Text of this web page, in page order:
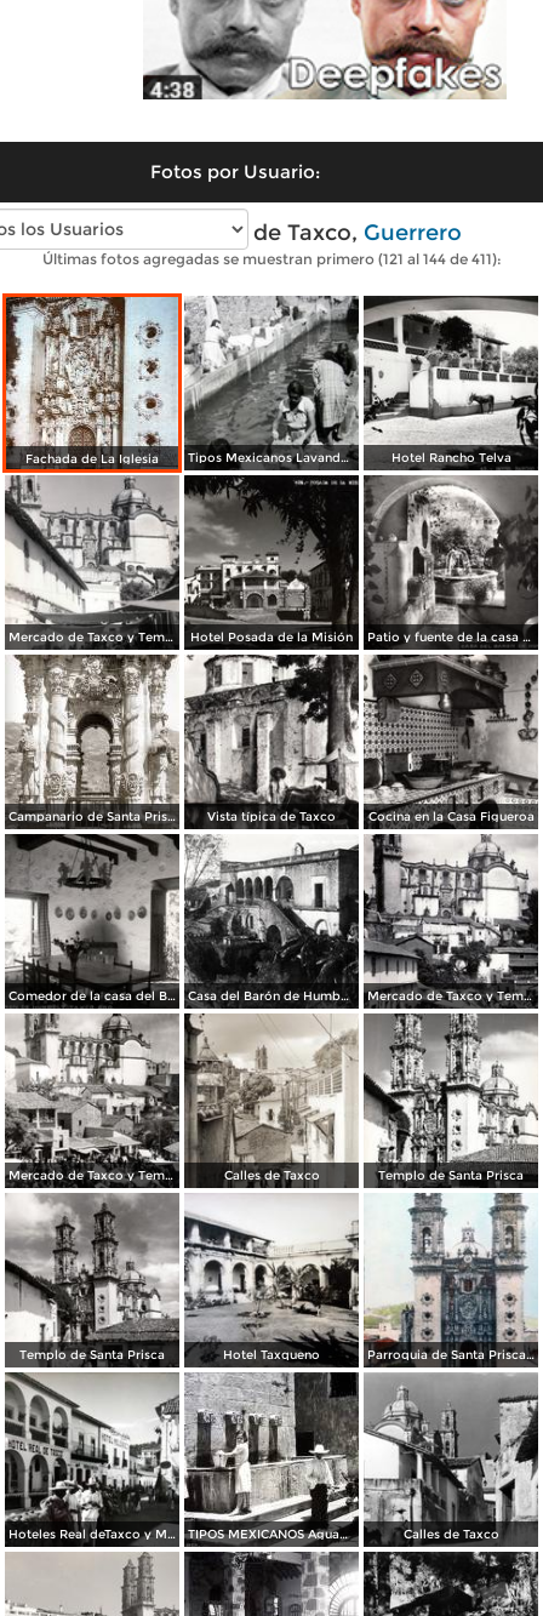
Fotos por Usuario:
Fotos antiguas de Taxco, Guerrero
Últimas fotos agregadas se muestran primero (121 al 144 de 411):
Fachada de La Iglesia Tipos Mexicanos Lavanderas. Hotel Rancho Telva
Mercado de Taxco y Templo de Santa Prisca Hotel Posada de la Misión Patio y fuente de la casa del Barón de Humboldt
Campanario de Santa Prisca Vista típica de Taxco Cocina en la Casa Figueroa
Comedor de la casa del Barón de Humboldt Casa del Barón de Humboldt Mercado de Taxco y Templo de Santa Prisca
Mercado de Taxco y Templo de Santa Prisca Calles de Taxco Templo de Santa Prisca
Templo de Santa Prisca Hotel Taxqueno Parroquia de Santa Prisca Por el fotografo Charles Waite
Hoteles Real deTaxco y Melendez TIPOS MEXICANOS Aguadoras Calles de Taxco